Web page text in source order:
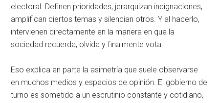
electoral. Definen prioridades, jerarquizan indignaciones,
amplifican ciertos temas y silencian otros. Y al hacerlo,
intervienen directamente en la manera en que la
sociedad recuerda, olvida y finalmente vota.
Eso explica en parte la asimetría que suele observarse
en muchos medios y espacios de opinión. El gobierno de
turno es sometido a un escrutinio constante y cotidiano,